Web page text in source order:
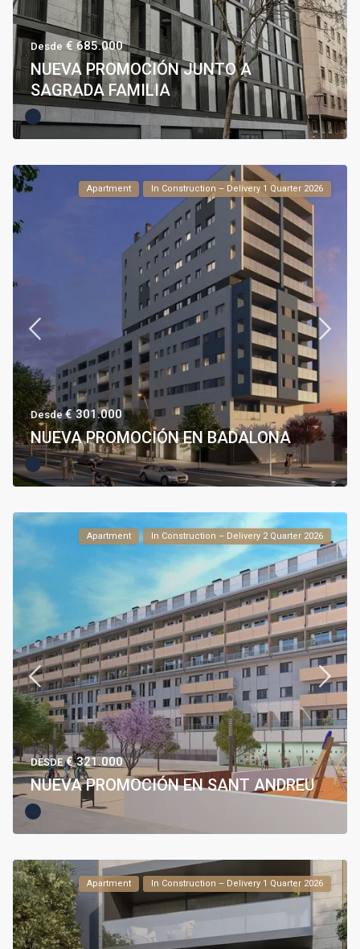
Desde € 685.000
NUEVA PROMOCIÓN JUNTO A
SAGRADA FAMILIA
Apartment In Construction – Delivery 1 Quarter 2026
Desde€ 301.000
NUEVA PROMOCIÓN EN BADALONA
Apartment In Construction – Delivery 2 Quarter 2026
DESDE€ 321.000
NUEVA PROMOCIÓN EN SANT ANDREU
Apartment In Construction – Delivery 1 Quarter 2026